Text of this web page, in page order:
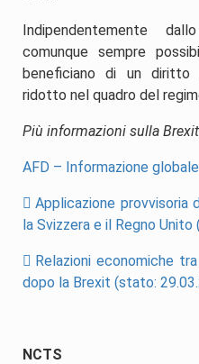
Indipendentemente
comunque sempre
beneficiano di un diritto
ridotto nel quadro del
Più informazioni sulla Brexit
AFD – Informazione
Applicazione provvisoria
la Svizzera e il Regno Unito
Relazioni economiche
dopo la Brexit (stato:
NCTS